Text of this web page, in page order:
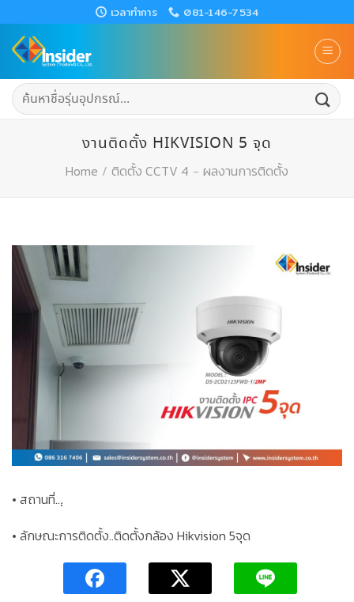
to
content
เวลาทำการ 081-146-7534
ค้นหา:
งานติดตั้ง HIKVISION 5 จุด
Home / ติดตั้ง CCTV 4 - ผลงานการติดตั้ง
• สถานที่...ฺ
• ลักษณะการติดตั้ง..ติดตั้งกล้อง Hikvision 5จุด